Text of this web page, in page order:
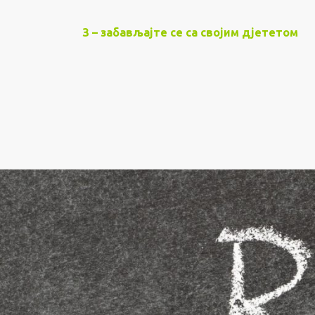
З – забављајте се са својим дјететом